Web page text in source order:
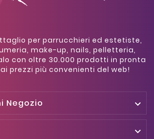
per parrucchieri ed estetiste,
make-up, nails, pelletteria,
con oltre 30.000 prodotti in pronta
prezzi più convenienti del web!
Negozio 
